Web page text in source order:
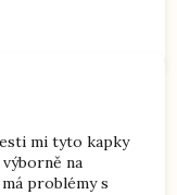
mi tyto kapky
na
problémy s